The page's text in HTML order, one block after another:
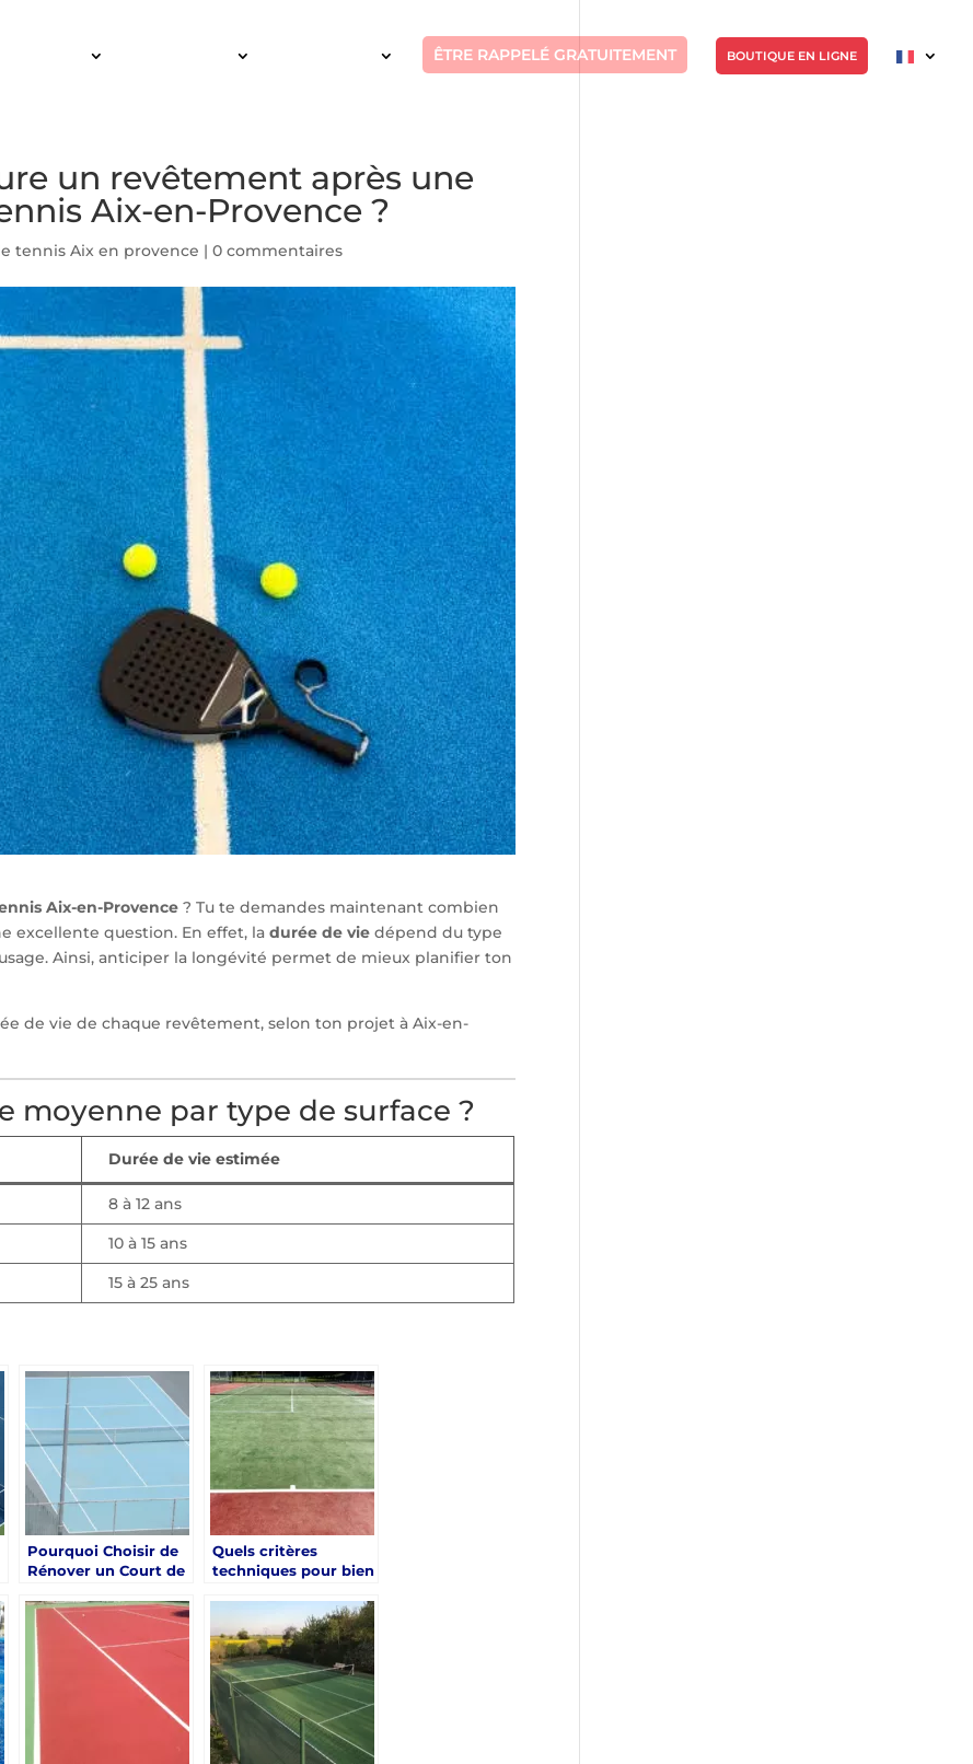
ÊTRE RAPPELÉ GRATUITEMENT BOUTIQUE EN LIGNE
un revêtement après une
Aix-en-Provence ?
tennis Aix en provence |0 commentaires
Aix-en-Provence ? Tu te demandes maintenant combien
excellente question. En effet, ladurée de vie dépend du type
Ainsi, anticiper la longévité permet de mieux planifier ton
de vie de chaque revêtement, selon ton projet à Aix-en-
moyenne par type de surface ?
Durée de vie estimée
8 à 12 ans
10 à 15 ans
15 à 25 ans
Pourquoi Choisir de
Rénover un Court de
Provence Plutôt que
d’en Construire un
Nouveau ?
Quels critères
techniques pour bien
revêtement dans une
renovation court de
tennis Aix-en-
Provence ?